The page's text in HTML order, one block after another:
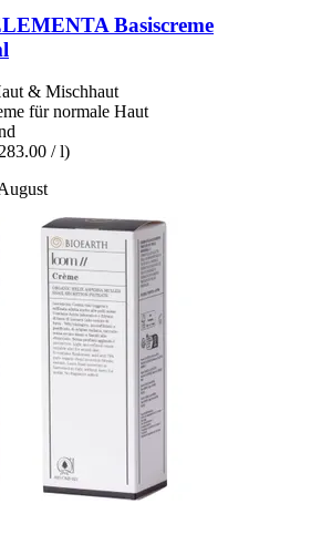
Basiscreme
& Mischhaut
für normale Haut
/ l)